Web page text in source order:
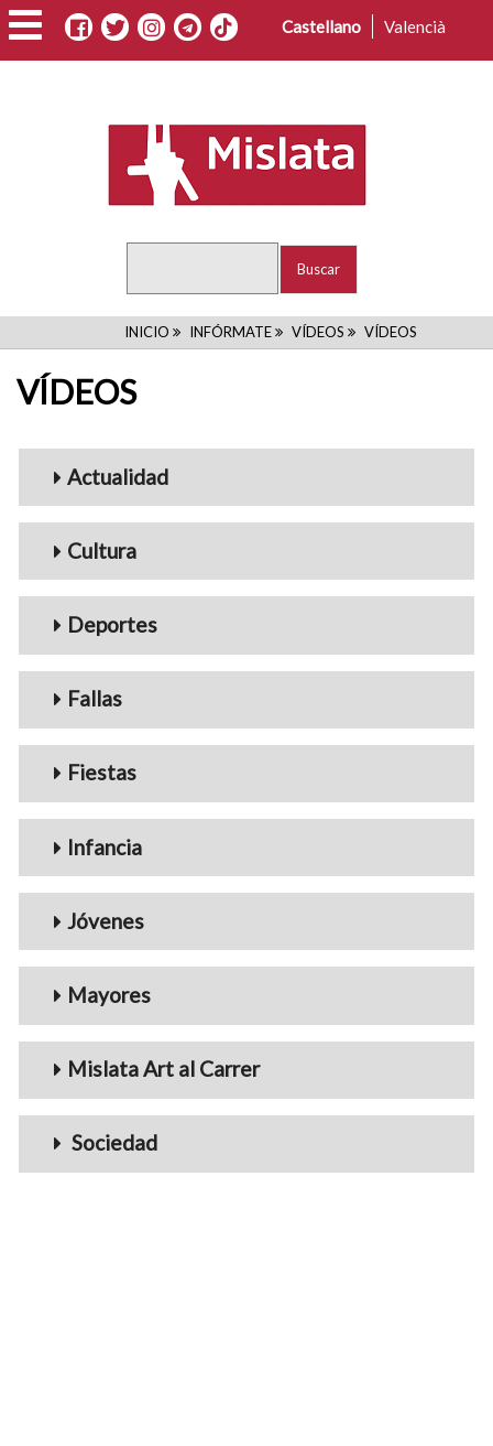
Pasar
al
contenido
Castellano Valencià
RUTA
INICIO INFÓRMATE VÍDEOS VÍDEOS
VÍDEOS
Menu_Videos
Actualidad
Cultura
Deportes
Fallas
Fiestas
Infancia
Jóvenes
Mayores
Mislata Art al Carrer
Sociedad